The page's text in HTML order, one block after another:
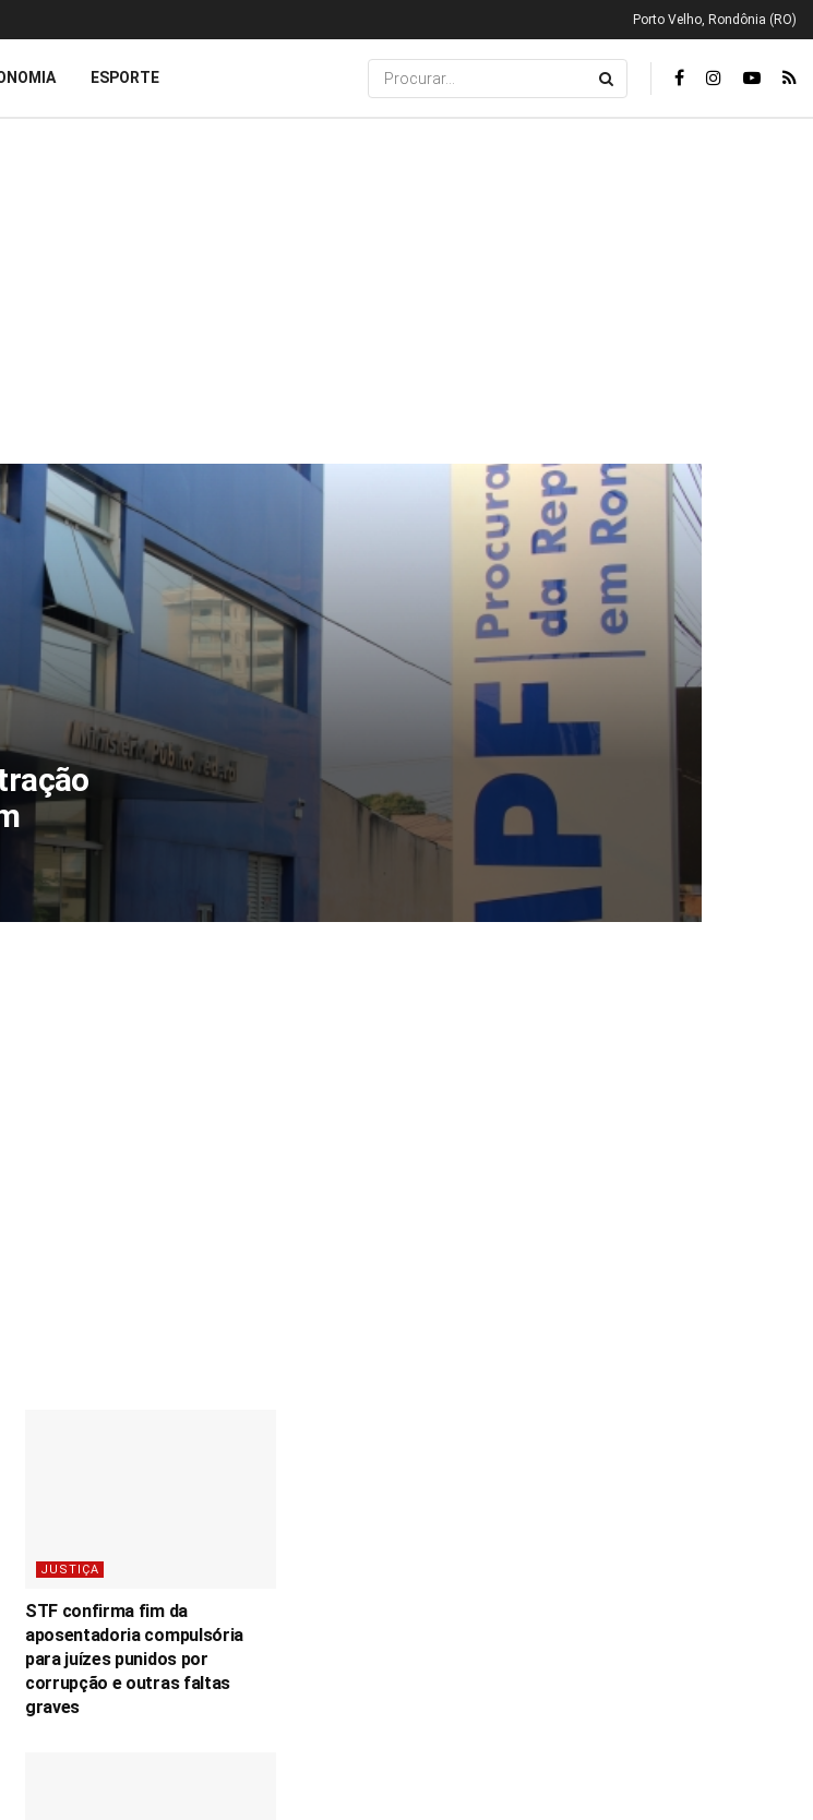
Porto Velho, Rondônia (RO)
ESPORTE
JUSTIÇA
STF confirma fim da
aposentadoria compulsória
para juízes punidos por
corrupção e outras faltas
graves